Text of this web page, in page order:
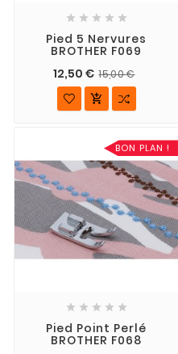
    
Pied 5 Nervures
BROTHER F069
12,50 € 15,00 €

BON PLAN !
    
Pied Point Perlé
BROTHER F068